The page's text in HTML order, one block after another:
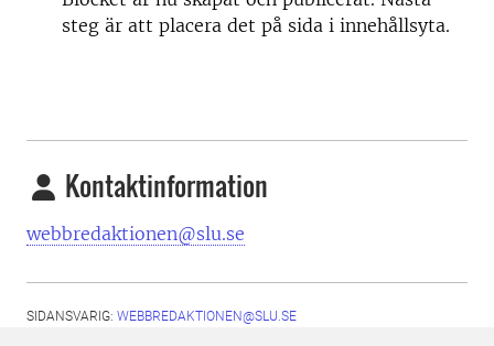
steg är att placera det på sida i innehållsyta.
Kontaktinformation
webbredaktionen@slu.se
SIDANSVARIG: WEBBREDAKTIONEN@SLU.SE